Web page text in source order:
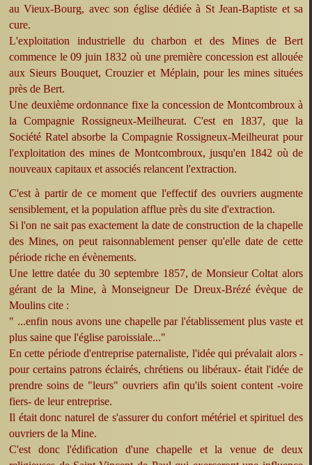
au Vieux-Bourg, avec son église dédiée à St Jean-Baptiste et sa
cure.
L'exploitation industrielle du charbon et des Mines de Bert
commence le 09 juin 1832 où une première concession est allouée
aux Sieurs Bouquet, Crouzier et Méplain, pour les mines situées
près de Bert.
Une deuxième ordonnance fixe la concession de Montcombroux à
la Compagnie Rossigneux-Meilheurat. C'est en 1837, que la
Société Ratel absorbe la Compagnie Rossigneux-Meilheurat pour
l'exploitation des mines de Montcombroux, jusqu'en 1842 où de
nouveaux capitaux et associés relancent l'extraction.
C'est à partir de ce moment que l'effectif des ouvriers augmente
sensiblement, et la population afflue près du site d'extraction.
Si l'on ne sait pas exactement la date de construction de la chapelle
des Mines, on peut raisonnablement penser qu'elle date de cette
période riche en évènements.
Une lettre datée du 30 septembre 1857, de Monsieur Coltat alors
gérant de la Mine, à Monseigneur De Dreux-Brézé évèque de
Moulins cite :
" ...enfin nous avons une chapelle par l'établissement plus vaste et
plus saine que l'église paroissiale..."
En cette période d'entreprise paternaliste, l'idée qui prévalait alors -
pour certains patrons éclairés, chrétiens ou libéraux- était l'idée de
prendre soins de "leurs" ouvriers afin qu'ils soient content -voire
fiers- de leur entreprise.
Il était donc naturel de s'assurer du confort métériel et spirituel des
ouvriers de la Mine.
C'est donc l'édification d'une chapelle et la venue de deux